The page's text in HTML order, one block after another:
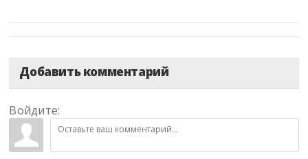
Добавить комментарий
Войдите: